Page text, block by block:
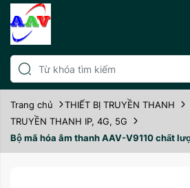
Trang chủ
THIẾT BỊ TRUYỀN THANH
TRUYỀN THANH IP, 4G, 5G
Bộ mã hóa âm thanh AAV-V9110 chất